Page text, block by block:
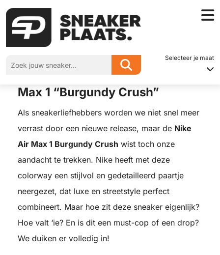
Selecteer je maat
Home»Sneakerplaats review – Nike Air Max 1 “Burgundy Crush”
Sneakerplaats review – Nike Air
Max 1 “Burgundy Crush”
Als sneakerliefhebbers worden we niet snel meer
verrast door een nieuwe release, maar de Nike
Air Max 1 Burgundy Crush wist toch onze
aandacht te trekken. Nike heeft met deze
colorway een stijlvol en gedetailleerd paartje
neergezet, dat luxe en streetstyle perfect
combineert. Maar hoe zit deze sneaker eigenlijk?
Hoe valt ‘ie? En is dit een must-cop of een drop?
We duiken er volledig in!